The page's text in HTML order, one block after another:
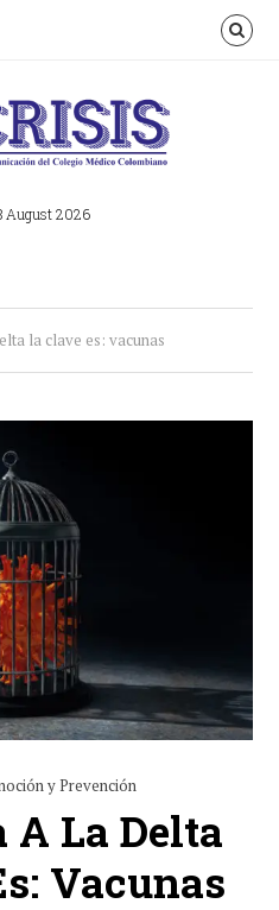
August 2026
la clave es: vacunas
y Prevención
A La Delta
Vacunas